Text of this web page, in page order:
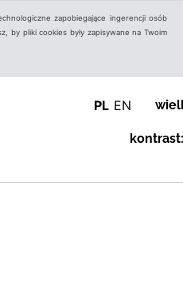
zapobiegające ingerencji osób
by pliki cookies były zapisywane na Twoim
PL EN
kontrast: